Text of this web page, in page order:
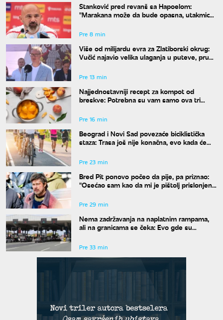
Stanković pred revanš sa Hapoelom:
"Marakana može da bude opasna, utakmica
Pre 8 min
Više od milijardu evra za Zlatiborski okrug:
Vučić najavio velika ulaganja u puteve, prugu
Pre 13 min
Najjednostavniji recept za kompot od
breskve: Potrebna su vam samo ova tri
Pre 16 min
Beograd i Novi Sad povezaće biciklistička
staza: Trasa još nije konačna, evo kada će
Pre 23 min
Bred Pit ponovo počeo da pije, pa priznao:
"Osećao sam kao da mi je pištolj prislonjen
Pre 29 min
Nema zadržavanja na naplatnim rampama,
ali na granicama se čeka: Evo gde su
Pre 33 min